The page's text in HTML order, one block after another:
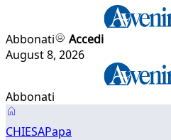
Abbonati
Accedi
August 8, 2026
Abbonati
Chiesa
CHIESAPapa